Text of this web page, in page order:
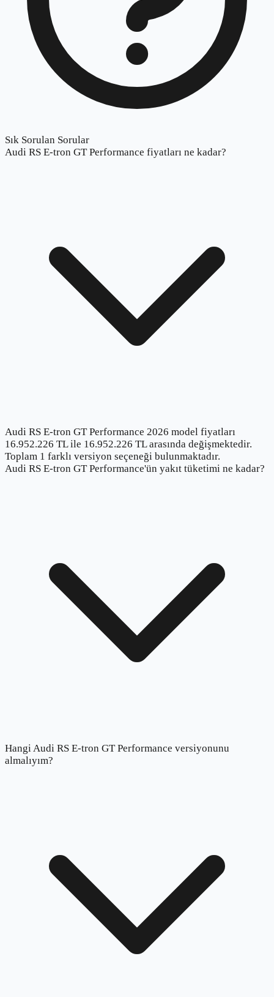
Sık Sorulan Sorular
Audi RS E-tron GT Performance fiyatları ne kadar?
Audi RS E-tron GT Performance 2026 model fiyatları
16.952.226 TL ile 16.952.226 TL arasında değişmektedir.
Toplam 1 farklı versiyon seçeneği bulunmaktadır.
Audi RS E-tron GT Performance'ün yakıt tüketimi ne kadar?
Hangi Audi RS E-tron GT Performance versiyonunu
almalıyım?